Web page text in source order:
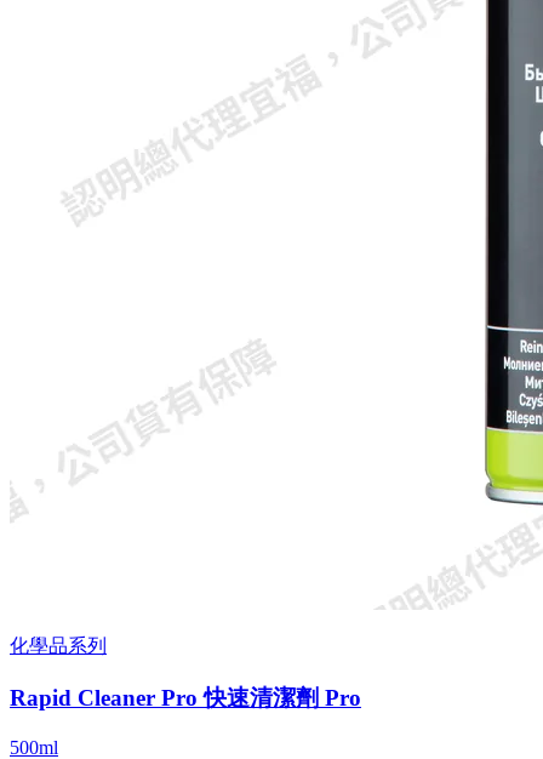
化學品系列
Rapid Cleaner Pro 快速清潔劑 Pro
500ml